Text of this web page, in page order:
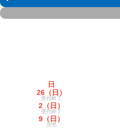
日
26 （日）
受付終了
2 （日）
受付終了
9 （日）
完売